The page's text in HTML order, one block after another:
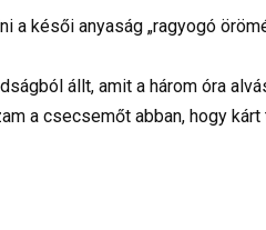
a késői anyaság „ragyogó
állt, amit a három óra
a csecsemőt abban, hogy